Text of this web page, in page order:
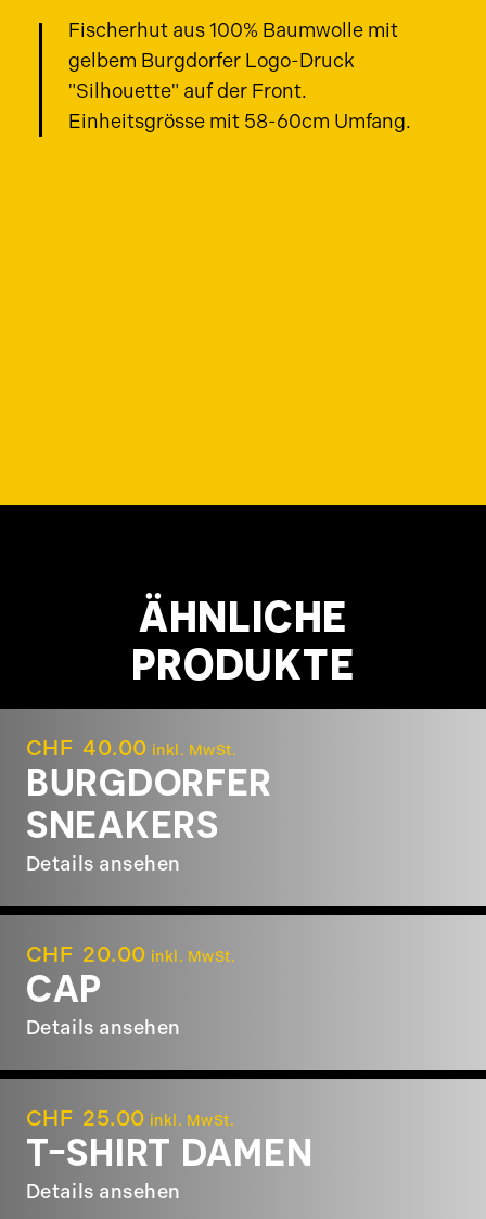
Fischerhut aus 100% Baumwolle mit
gelbem Burgdorfer Logo-Druck
"Silhouette" auf der Front.
Einheitsgrösse mit 58-60cm Umfang.
ÄHNLICHE
PRODUKTE
CHF 40.00 inkl. MwSt.
BURGDORFER
SNEAKERS
Details ansehen
CHF 20.00 inkl. MwSt.
CAP
Details ansehen
CHF 25.00 inkl. MwSt.
T-SHIRT DAMEN
Details ansehen